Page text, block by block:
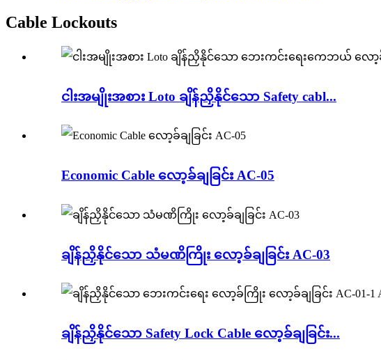
Cable Lockouts
ငါးအမျိုးအစား Loto ချိန်ညှိနိုင်သော Safety cabl...
Economic Cable လော့ခ်ချခြင်း AC-05
ချိန်ညှိနိုင်သော သံမဏိကြိုး လော့ခ်ချခြင်း AC-03
ချိန်ညှိနိုင်သော Safety Lock Cable လော့ခ်ချခြင်း...